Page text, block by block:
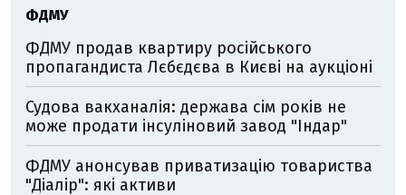
ФДМУ
ФДМУ продав квартиру російського
пропагандиста Лєбєдєва в Києві на аукціоні
Судова вакханалія: держава сім років не
може продати інсуліновий завод "Індар"
ФДМУ анонсував приватизацію товариства
"Діалір": які активи